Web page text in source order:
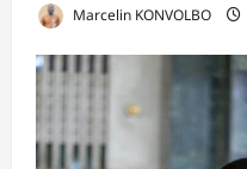
Marcelin KONVOLBO